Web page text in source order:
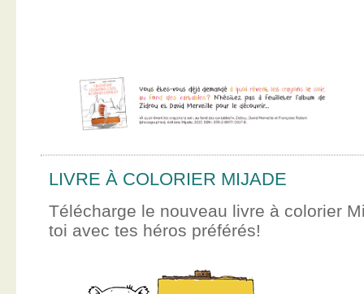
LIVRE À COLORIER MIJADE
Télécharge le nouveau livre à colorier
toi avec tes héros préférés!